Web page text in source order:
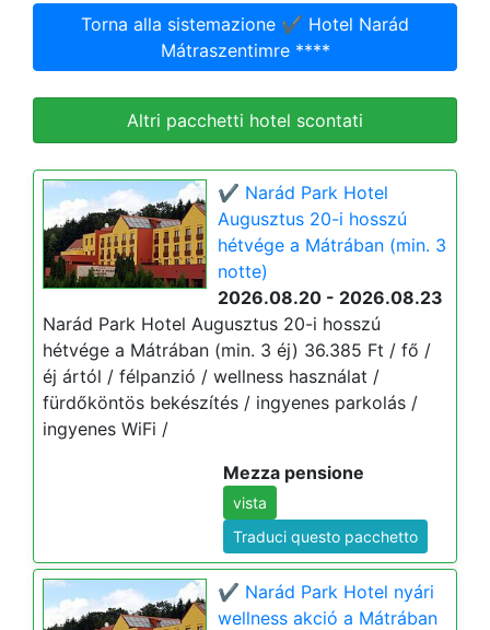
Torna alla sistemazione ✔️ Hotel Narád
Mátraszentimre ****
Altri pacchetti hotel scontati
✔️ Narád Park Hotel
Augusztus 20-i hosszú
hétvége a Mátrában (min. 3
notte)
2026.08.20 - 2026.08.23
Narád Park Hotel Augusztus 20-i hosszú
hétvége a Mátrában (min. 3 éj) 36.385 Ft / fő /
éj ártól / félpanzió / wellness használat /
fürdőköntös bekészítés / ingyenes parkolás /
ingyenes WiFi /
Mezza pensione
vista
Traduci questo pacchetto
✔️ Narád Park Hotel nyári
wellness akció a Mátrában